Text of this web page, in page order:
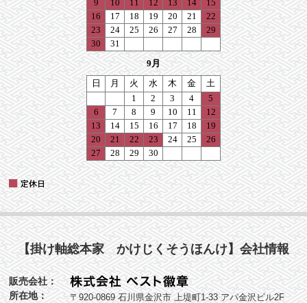
【掛け軸総本家 かけじくそうほんけ】会社情報
販売会社：
所在地：
〒920-0869 石川県金沢市 上堤町1-33 アパ金沢ビル2F